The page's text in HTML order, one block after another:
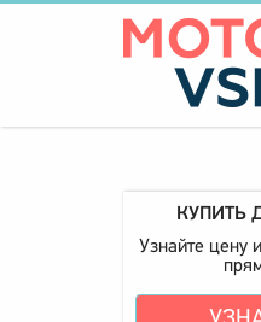
КУПИТЬ
Узнайте цену